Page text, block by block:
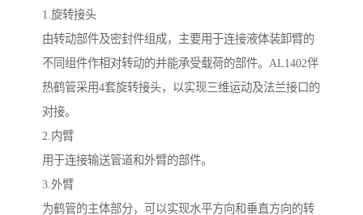
1.旋转接头
由转动部件及密封件组成，主要用于连接液体装卸臂的
不同组件作相对转动的并能承受载荷的部件。AL1402伴
热鹤管采用4套旋转接头，以实现三维运动及法兰接口的
对接。
2.内臂
用于连接输送管道和外臂的部件。
3.外臂
为鹤管的主体部分，可以实现水平方向和垂直方向的转